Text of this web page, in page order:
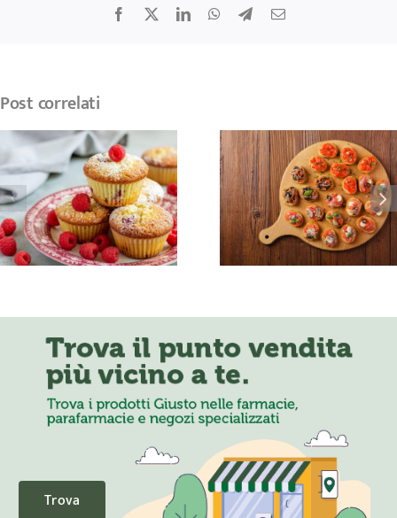
Facebook
X LinkedInWhatsApp
TelegramEmail
Post correlati
Tartine salate senza glutine?
Ecco 3 ricette veloci e gustose
Picnic senza glutine:
gustosi per un
primaverile
Trova